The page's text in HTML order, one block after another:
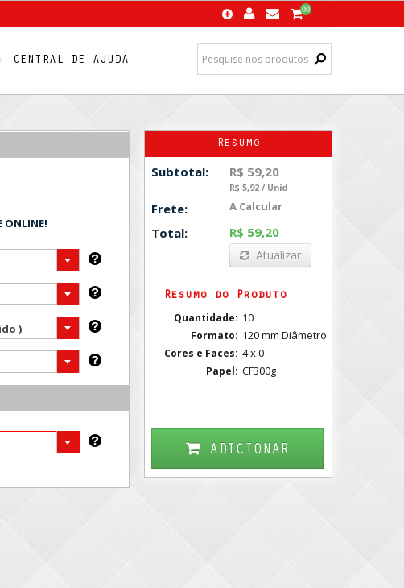
00
CENTRAL DE AJUDA
ONLINE!
)
Resumo
Subtotal: R$ 59,20
R$ 5,92 / Unid
Frete: A Calcular
Total: R$ 59,20
Atualizar
Resumo do Produto
Quantidade: 10
Formato: 120 mm Diâmetro
Cores e Faces: 4 x 0
Papel: CF300g
ADICIONAR